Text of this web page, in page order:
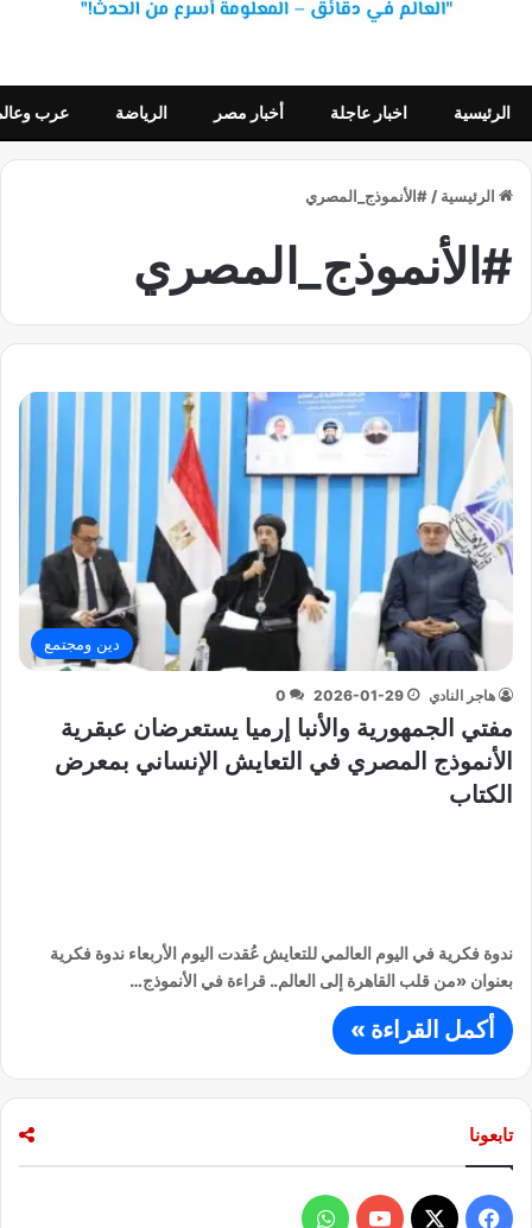
الرئيسية اخبار عاجلة أخبار مصر الرياضة عرب
الرئيسية / #الأنموذج_المصري
#الأنموذج_المصري
دين ومجتمع
هاجر النادي 2026-01-29
0
مفتي الجمهورية والأنبا إرميا يستعرضان عبقرية
الأنموذج المصري في التعايش الإنساني بمعرض
الكتاب
ندوة فكرية في اليوم العالمي للتعايش عُقدت اليوم الأربعاء ندوة فكرية
بعنوان «من قلب القاهرة إلى العالم.. قراءة في الأنموذج…
أكمل القراءة »
تابعونا